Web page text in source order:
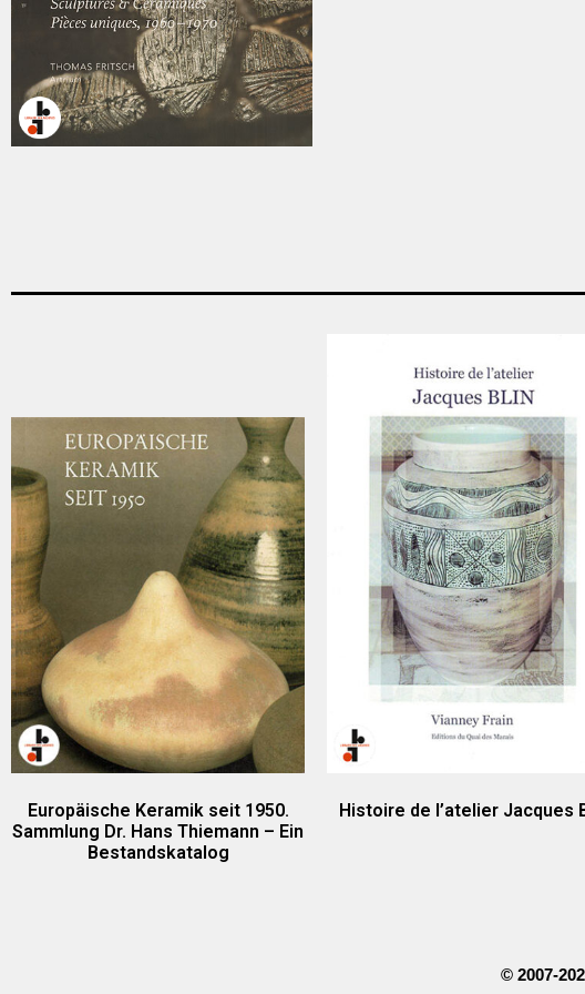
Europäische Keramik seit 1950.
Sammlung Dr. Hans Thiemann – Ein
Bestandskatalog
Histoire de l’atelier Jacques
© 2007-